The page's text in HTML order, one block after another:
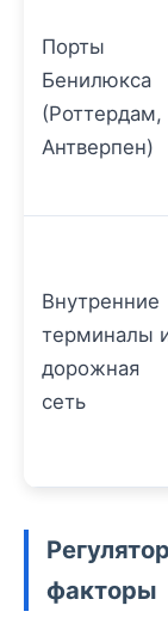
Порты
Бенилюкса
(Роттердам,
Антверпен)
Внутренние
терминалы
дорожная
сеть
факторы